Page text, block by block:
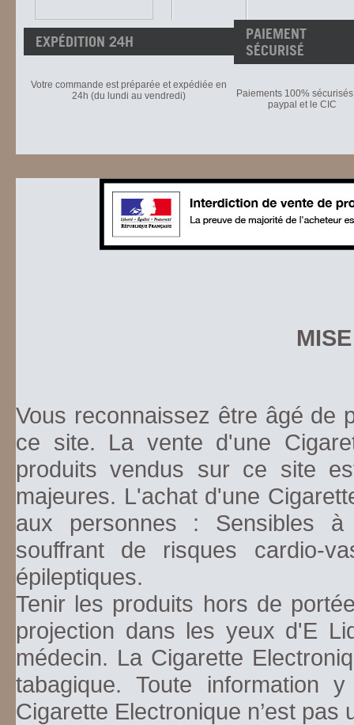
EXPÉDITION 24H
Votre commande est préparée et expédiée en
24h (du lundi au vendredi)
PAIEMENT
SÉCURISÉ
Paiements 100%
paypal et le CIC
Vous reconnaissez être âgé de
ce site. La vente d'une
produits vendus sur ce site
majeures. L'achat d'une
aux personnes : Sensibles
souffrant de risques cardio-
épileptiques.
Tenir les produits hors de
projection dans les yeux d'E
médecin. La Cigarette
tabagique. Toute information
Cigarette Electronique n’est pas